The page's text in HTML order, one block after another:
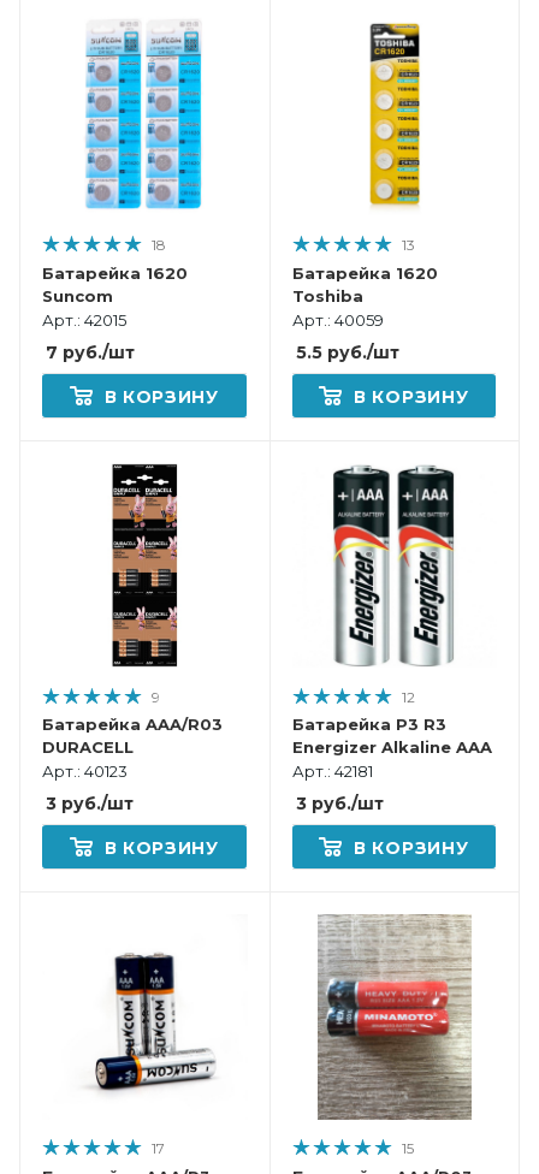
18
Батарейка 1620
Suncom
Арт.: 42015
7 руб./шт
В КОРЗИНУ
13
Батарейка 1620
Toshiba
Арт.: 40059
5.5руб./шт
В КОРЗИНУ
9
Батарейка AAA/R03
DURACELL
Арт.: 40123
3 руб./шт
В КОРЗИНУ
12
Батарейка Р3 R3
Energizer Alkaline AAA
Арт.: 42181
3руб./шт
В КОРЗИНУ
17 15